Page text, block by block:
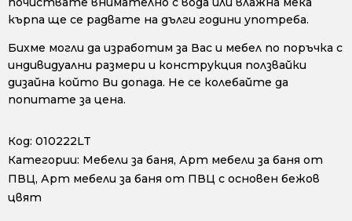
кърпа ще се радвате на дълги години употреба.
Бихме могли да изработим за Вас и мебел по поръчка с
индивидуални размери и конструкция ползвайки
дизайна който Ви допада. Не се колебайте да
попитате за цена.
Код: 010222LT
Категории: Мебели за баня, Арт мебели за баня от
ПВЦ, Арт мебели за баня от ПВЦ с основен бежов
цвят